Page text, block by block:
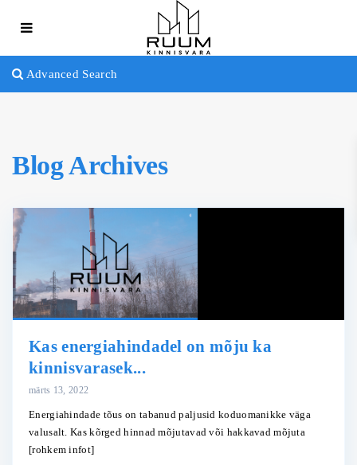
Advanced Search
Blog Archives
Kas energiahindadel on mõju ka
kinnisvarasek...
märts 13, 2022
Energiahindade tõus on tabanud paljusid koduomanikke väga
valusalt. Kas kõrged hinnad mõjutavad või hakkavad mõjuta
[rohkem infot]